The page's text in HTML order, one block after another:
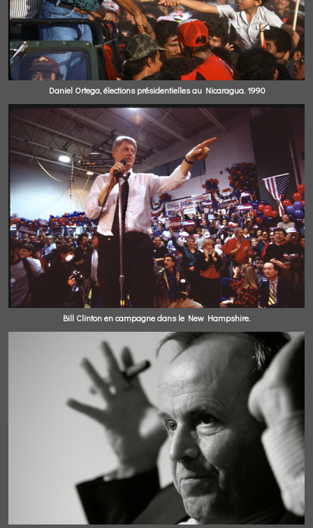
Daniel Ortega, élections présidentielles au Nicaragua. 1990
Bill Clinton en campagne dans le New Hampshire.